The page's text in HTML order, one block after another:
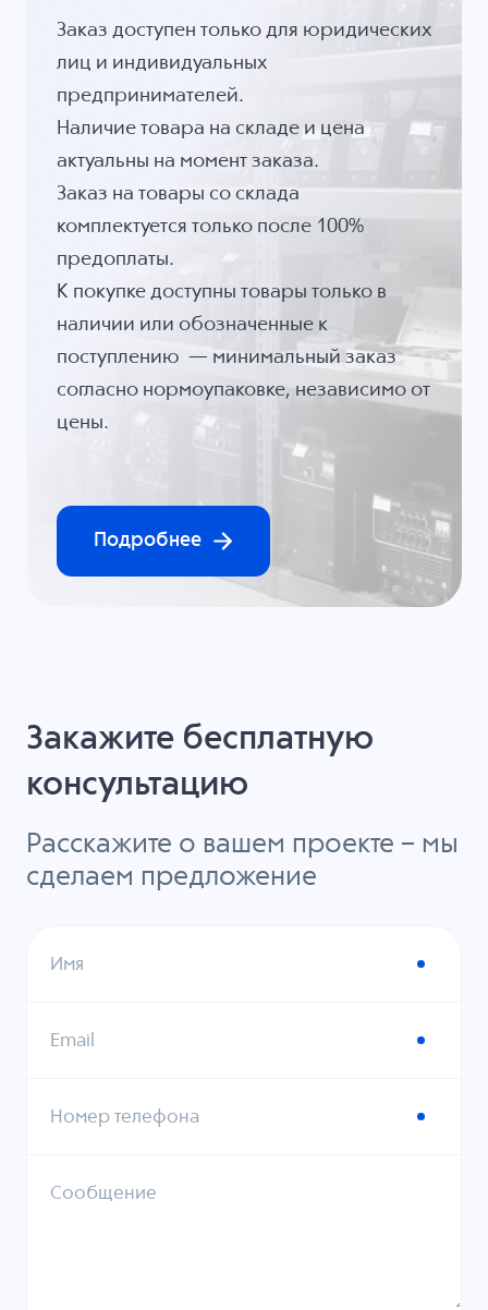
Заказ доступен только для юридических
лиц и индивидуальных
предпринимателей.
Наличие товара на складе и цена
актуальны на момент заказа.
Заказ на товары со склада
комплектуется только после 100%
предоплаты.
К покупке доступны товары только в
наличии или обозначенные к
поступлению — минимальный заказ
согласно нормоупаковке, независимо от
цены.
Подробнее
Закажите бесплатную
консультацию
Расскажите о вашем проекте – мы
сделаем предложение
Имя
Email
Номер телефона
Сообщение